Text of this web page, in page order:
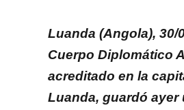
Luanda (Angola), 30/
Cuerpo Diplomático
acreditado en la
Luanda, guardó ayer